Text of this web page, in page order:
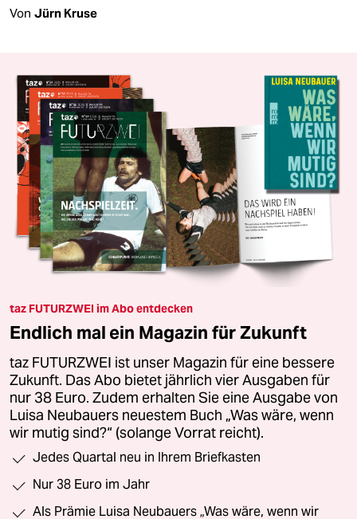
Von Jürn Kruse
taz FUTURZWEI im Abo entdecken
Endlich mal ein Magazin für Zukunft
taz FUTURZWEI ist unser Magazin für eine bessere
Zukunft. Das Abo bietet jährlich vier Ausgaben für
nur 38 Euro. Zudem erhalten Sie eine Ausgabe von
Luisa Neubauers neuestem Buch „Was wäre, wenn
wir mutig sind?“ (solange Vorrat reicht).
Jedes Quartal neu in Ihrem Briefkasten
Nur 38 Euro im Jahr
Als Prämie Luisa Neubauers „Was wäre, wenn wir